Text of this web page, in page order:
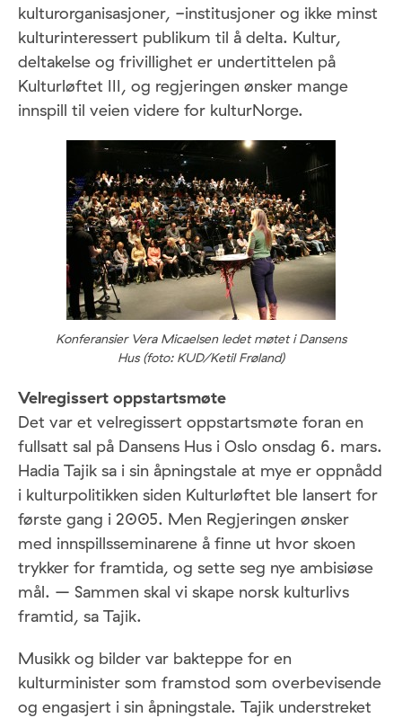
kulturorganisasjoner, -institusjoner og ikke minst
kulturinteressert publikum til å delta. Kultur,
deltakelse og frivillighet er undertittelen på
Kulturløftet III, og regjeringen ønsker mange
innspill til veien videre for kulturNorge.
Konferansier Vera Micaelsen ledet møtet i Dansens
Hus (foto: KUD/Ketil Frøland)
Velregissert oppstartsmøte
Det var et velregissert oppstartsmøte foran en
fullsatt sal på Dansens Hus i Oslo onsdag 6. mars.
Hadia Tajik sa i sin åpningstale at mye er oppnådd
i kulturpolitikken siden Kulturløftet ble lansert for
første gang i 2005. Men Regjeringen ønsker
med innspillsseminarene å finne ut hvor skoen
trykker for framtida, og sette seg nye ambisiøse
mål. – Sammen skal vi skape norsk kulturlivs
framtid, sa Tajik.
Musikk og bilder var bakteppe for en
kulturminister som framstod som overbevisende
og engasjert i sin åpningstale. Tajik understreket